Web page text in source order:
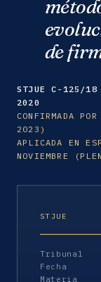
de
STJUE C-125/18
2020
CONFIRMADA
2023)
APLICADA EN
NOVIEMBRE
STJUE
Tribunal
Fecha
Materia